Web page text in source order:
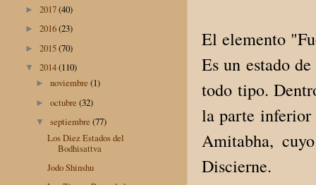
El elemento
Es un estado
todo tipo.
la parte inferior
Amitabha,
Discierne.
► 2017(40)
► 2016(23)
► 2015(70)
▼ 2014(110)
►noviembre(1)
►octubre(32)
▼septiembre(77)
Los Diez Estados del
Bodhisattva
Jodo Shinshu